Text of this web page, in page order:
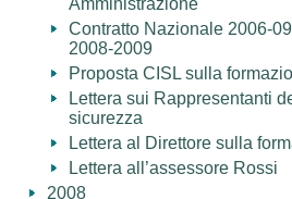
Amministrazione
Contratto Nazionale 2006-
2008-2009
Proposta CISL sulla
Lettera sui Rappresentanti
sicurezza
Lettera al Direttore sulla
Lettera all’assessore Rossi
2008